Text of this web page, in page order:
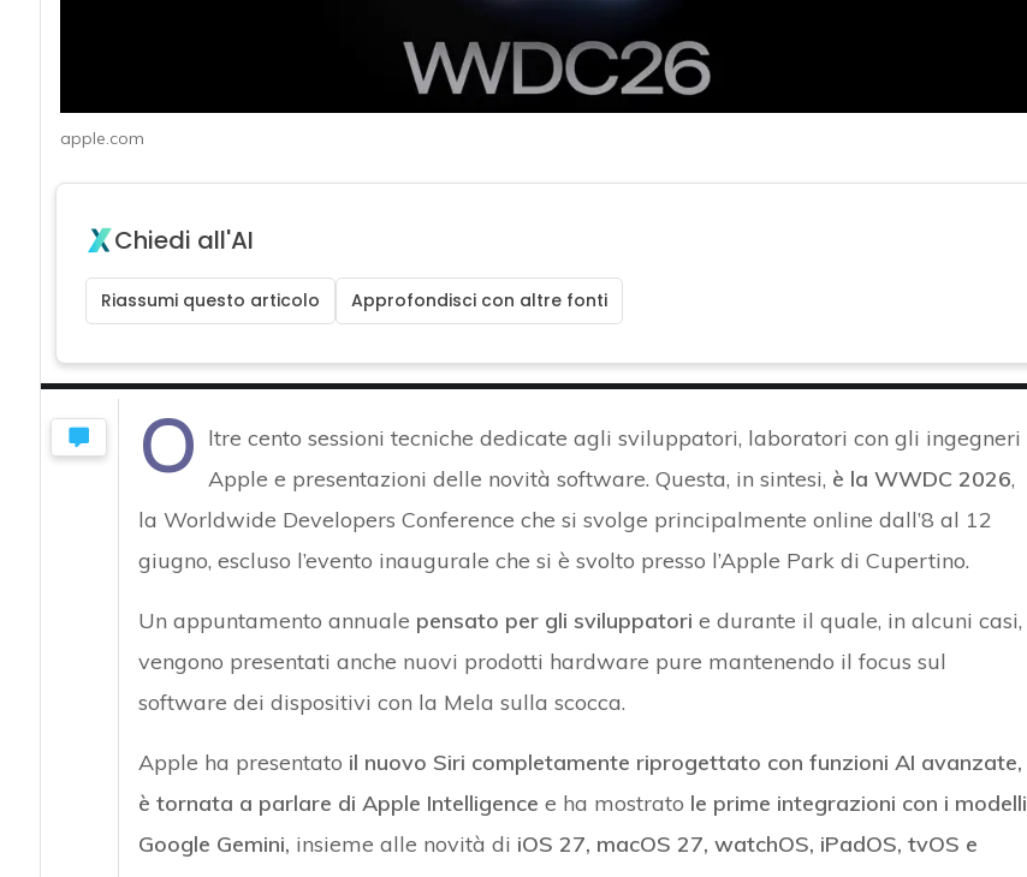
apple.com
Chiedi all'AI
Riassumi questo articolo Approfondisci con altre fonti
O ltre cento sessioni tecniche dedicate agli sviluppatori, laboratori con gli ingegneri
Apple e presentazioni delle novità software. Questa, in sintesi, è la WWDC 2026,
la Worldwide Developers Conference che si svolge principalmente online dall’8 al 12
giugno, escluso l’evento inaugurale che si è svolto presso l’Apple Park di Cupertino.
Un appuntamento annuale pensato per gli sviluppatori e durante il quale, in alcuni casi,
vengono presentati anche nuovi prodotti hardware pure mantenendo il focus sul
software dei dispositivi con la Mela sulla scocca.
Apple ha presentato il nuovo Siri completamente riprogettato con funzioni AI avanzate,
è tornata a parlare di Apple Intelligence e ha mostrato le prime integrazioni con i modelli
Google Gemini, insieme alle novità di iOS 27, macOS 27, watchOS, iPadOS, tvOS e